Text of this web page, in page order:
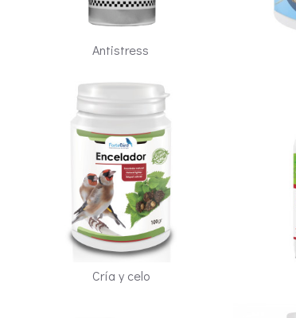
Antistress
Cría y celo